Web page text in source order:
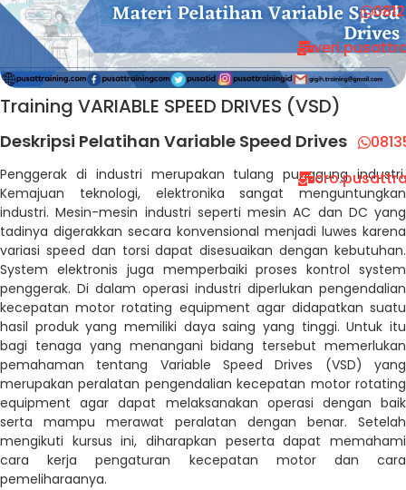
Training VARIABLE SPEED DRIVES (VSD)
Deskripsi Pelatihan Variable Speed Drives
Penggerak di industri merupakan tulang punggung industri.
Kemajuan teknologi, elektronika sangat menguntungkan
industri. Mesin-mesin industri seperti mesin AC dan DC yang
tadinya digerakkan secara konvensional menjadi luwes karena
variasi speed dan torsi dapat disesuaikan dengan kebutuhan.
System elektronis juga memperbaiki proses kontrol system
penggerak. Di dalam operasi industri diperlukan pengendalian
kecepatan motor rotating equipment agar didapatkan suatu
hasil produk yang memiliki daya saing yang tinggi. Untuk itu
bagi tenaga yang menangani bidang tersebut memerlukan
pemahaman tentang Variable Speed Drives (VSD) yang
merupakan peralatan pengendalian kecepatan motor rotating
equipment agar dapat melaksanakan operasi dengan baik
serta mampu merawat peralatan dengan benar. Setelah
mengikuti kursus ini, diharapkan peserta dapat memahami
cara kerja pengaturan kecepatan motor dan cara
pemeliharaanya.